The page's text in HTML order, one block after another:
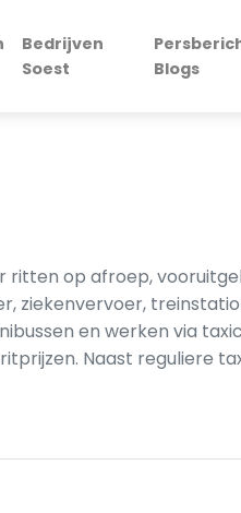
Bedrijven
Soest
Blogs
ritten op afroep,
ziekenvervoer,
en werken via
Naast reguliere